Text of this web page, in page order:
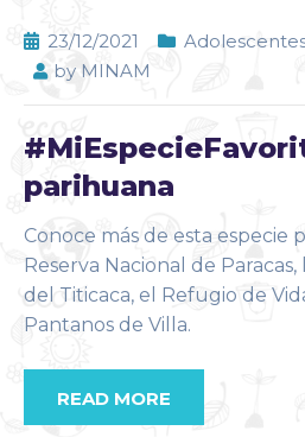
23/12/2021
by MINAM
parihuana
Conoce más de esta especie
Reserva Nacional de Paracas,
del Titicaca, el Refugio de
Pantanos de Villa.
READ MORE